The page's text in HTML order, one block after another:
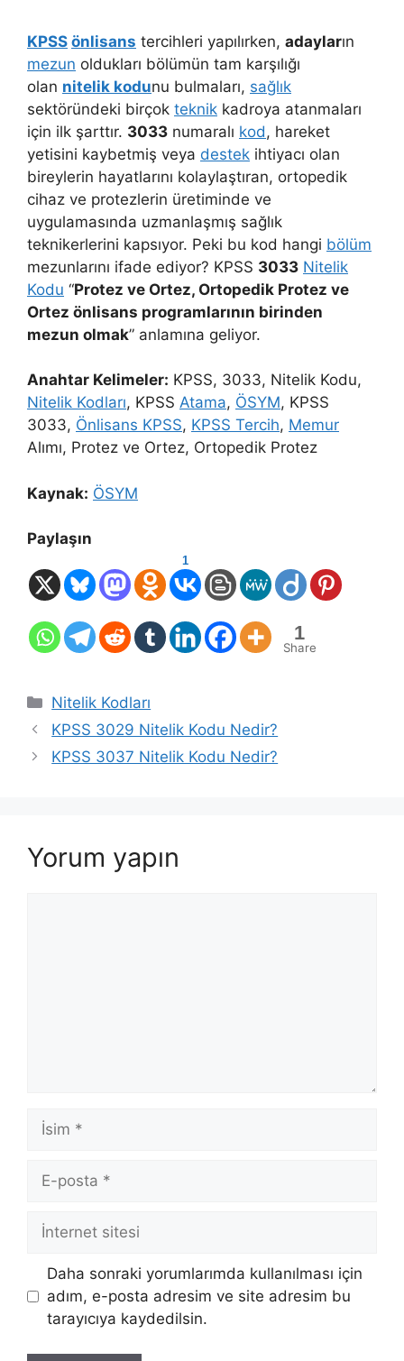
KPSS önlisans tercihleri yapılırken, adayların
mezun oldukları bölümün tam karşılığı
olan nitelik kodunu bulmaları, sağlık
sektöründeki birçok teknik kadroya atanmaları
için ilk şarttır. 3033 numaralı kod, hareket
yetisini kaybetmiş veya destek ihtiyacı olan
bireylerin hayatlarını kolaylaştıran, ortopedik
cihaz ve protezlerin üretiminde ve
uygulamasında uzmanlaşmış sağlık
teknikerlerini kapsıyor. Peki bu kod hangi bölüm
mezunlarını ifade ediyor? KPSS 3033 Nitelik
Kodu “Protez ve Ortez, Ortopedik Protez ve
Ortez önlisans programlarının birinden
mezun olmak” anlamına geliyor.
Anahtar Kelimeler: KPSS, 3033, Nitelik Kodu,
Nitelik Kodları, KPSS Atama, ÖSYM, KPSS
3033, Önlisans KPSS, KPSS Tercih, Memur
Alımı, Protez ve Ortez, Ortopedik Protez
Kaynak: ÖSYM
Paylaşın
1
1
Share
Kategoriler
Nitelik Kodları
KPSS 3029 Nitelik Kodu Nedir?
KPSS 3037 Nitelik Kodu Nedir?
Yorum yapın
İsim
posta
İnternet
Daha sonraki yorumlarımda kullanılması için
adım, e-posta adresim ve site adresim bu
tarayıcıya kaydedilsin.